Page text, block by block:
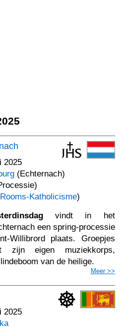
2025
(Echternach)
Rooms-Katholicisme)
vindt in het
een spring-processie
Willibrord plaats. Groepjes
zijn eigen muziekkorps,
van de heilige.
Meer >>
2025